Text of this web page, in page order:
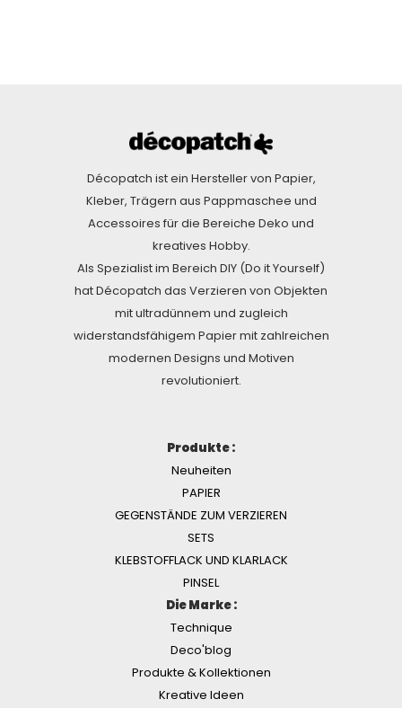
Décopatch ist ein Hersteller von Papier,
Kleber, Trägern aus Pappmaschee und
Accessoires für die Bereiche Deko und
kreatives Hobby.
Als Spezialist im Bereich DIY (Do it Yourself)
hat Décopatch das Verzieren von Objekten
mit ultradünnem und zugleich
widerstandsfähigem Papier mit zahlreichen
modernen Designs und Motiven
revolutioniert.
Produkte :
Neuheiten
PAPIER
GEGENSTÄNDE ZUM VERZIEREN
SETS
KLEBSTOFFLACK UND KLARLACK
PINSEL
Die Marke :
Technique
Deco'blog
Produkte & Kollektionen
Kreative Ideen